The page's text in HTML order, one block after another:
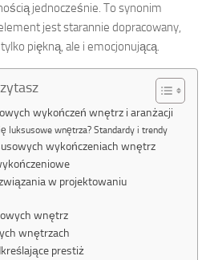
jednocześnie. To synonim
jest starannie dopracowany,
piękną, ale i emocjonującą.
wykończeń wnętrz i aranżacji
luksusowe wnętrza? Standardy i trendy
wykończeniach wnętrz
w projektowaniu
wnętrz
wnętrzach
prestiż